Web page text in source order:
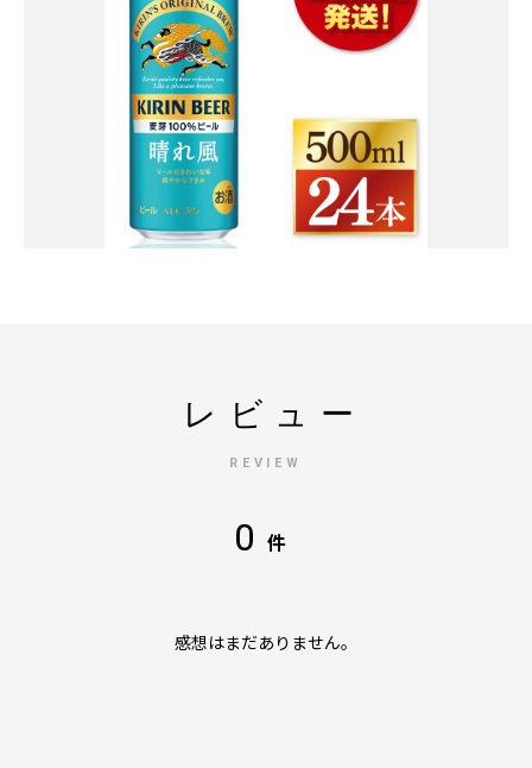
レビュー
REVIEW
0 件
感想はまだありません。